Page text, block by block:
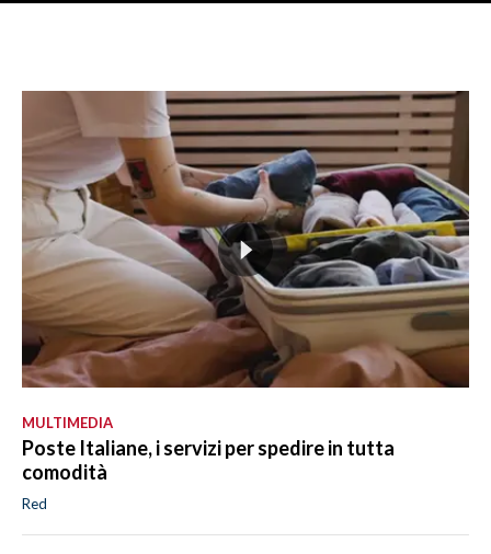
MULTIMEDIA
Poste Italiane, i servizi per spedire in tutta
comodità
Red